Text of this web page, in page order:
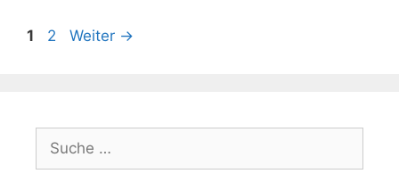
Seite
1 Seite
2 Weiter →
Suche
nach: